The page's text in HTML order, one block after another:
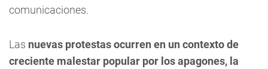
comunicaciones.
Las nuevas protestas ocurren en un contexto de
creciente malestar popular por los apagones, la